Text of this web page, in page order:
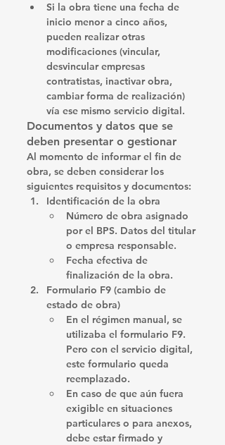
Si la obra tiene una fecha de
inicio menor a cinco años,
pueden realizar otras
modificaciones (vincular,
desvincular empresas
contratistas, inactivar obra,
cambiar forma de realización)
vía ese mismo servicio digital.
Documentos y datos que se
deben presentar o gestionar
Al momento de informar el fin de
obra, se deben considerar los
siguientes requisitos y documentos:
Identificación de la obra
Número de obra asignado
por el BPS. Datos del titular
o empresa responsable.
Fecha efectiva de
finalización de la obra.
Formulario F9 (cambio de
estado de obra)
En el régimen manual, se
utilizaba el formulario F9.
Pero con el servicio digital,
este formulario queda
reemplazado.
En caso de que aún fuera
exigible en situaciones
particulares o para anexos,
debe estar firmado y